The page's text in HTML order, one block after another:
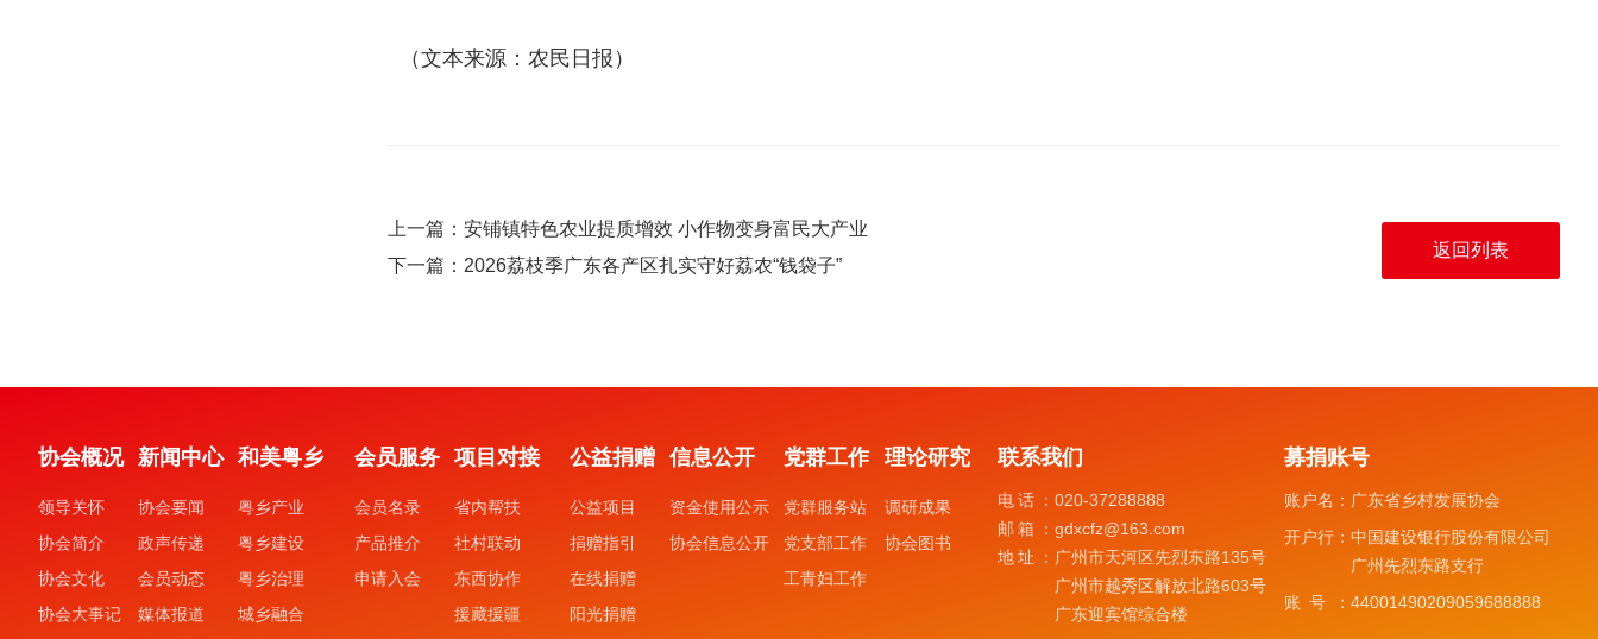
（文本来源：农民日报）
返回列表
上一篇：安铺镇特色农业提质增效 小作物变身富民大产业
下一篇：2026荔枝季广东各产区扎实守好荔农“钱袋子”
协会概况
领导关怀
协会简介
协会文化
协会大事记
新闻中心
协会要闻
政声传递
会员动态
媒体报道
和美粤乡
粤乡产业
粤乡建设
粤乡治理
城乡融合
会员服务
会员名录
产品推介
申请入会
项目对接
省内帮扶
社村联动
东西协作
援藏援疆
公益捐赠
公益项目
捐赠指引
在线捐赠
阳光捐赠
信息公开
资金使用公示
协会信息公开
党群工作
党群服务站
党支部工作
工青妇工作
理论研究
调研成果
协会图书
联系我们
电话：020-37288888
邮箱：gdxcfz@163.com
地址： 广州市天河区先烈东路135号
广州市越秀区解放北路603号
广东迎宾馆综合楼
募捐账号
账户名： 广东省乡村发展协会
开户行：中国建设银行股份有限公司
广州先烈东路支行
账号：44001490209059688888